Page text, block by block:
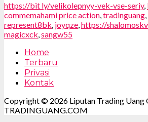
https://bit ly/velikolepnyy-vek-vse-seriy,
commemahami price action,tradinguang,
represent8bk, joyqze,https://
magicxck,sangw55
Home
Terbaru
Privasi
Kontak
Copyright © 2026 Liputan Trading Uang
TRADINGUANG.COM